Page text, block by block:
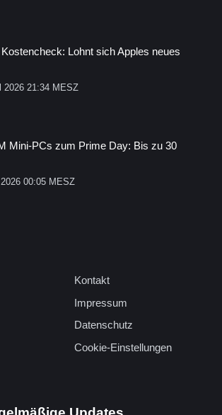
Lohnt sich Apples neues
2026 21:34 MESZ
Mini-PCs zum Prime Day: Bis zu 30
00:05 MESZ
Kontakt
Impressum
Datenschutz
Cookie-Einstellungen